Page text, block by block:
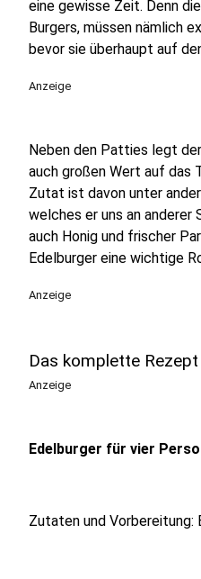
eine gewisse Zeit. Denn
Burgers, müssen nämlich
bevor sie überhaupt auf
Anzeige
Neben den Patties legt
auch großen Wert auf das
Zutat ist davon unter
welches er uns an
auch Honig und frischer
Edelburger eine wichtige
Anzeige
Das komplette Rezept
Anzeige
Edelburger für vier
Zutaten und Vorbereitung: